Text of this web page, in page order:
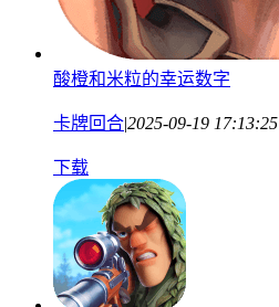
酸橙和米粒的幸运数字
卡牌回合|2025-09-19 17:13:25
下载